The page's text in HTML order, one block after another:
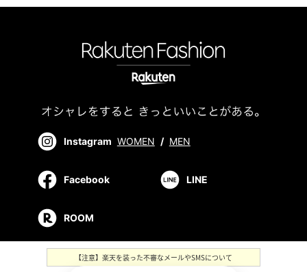
Instagram WOMEN / MEN
Facebook LINE
ROOM
【注意】楽天を装った不審なメールやSMSについて